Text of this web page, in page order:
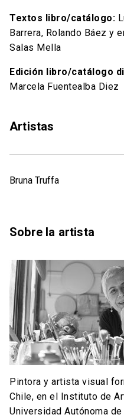
Textos libro/catálogo:
Barrera, Rolando Báez y
Salas Mella
Edición libro/catálogo
Marcela Fuentealba Diez
Artistas
Bruna Truffa
Sobre la artista
Pintora y artista visual
Chile, en el Instituto de
Universidad Autónoma